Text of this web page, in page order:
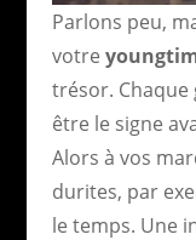
Parlons peu,
votre
trésor.
être le signe
Alors à vos
durites, par
le temps. Une